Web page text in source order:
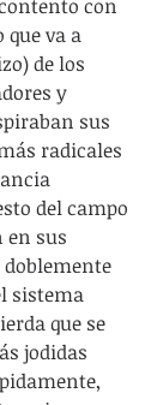
con
que va a
de los
y
sus
radicales
del campo
en sus
sistema
que se
jodidas